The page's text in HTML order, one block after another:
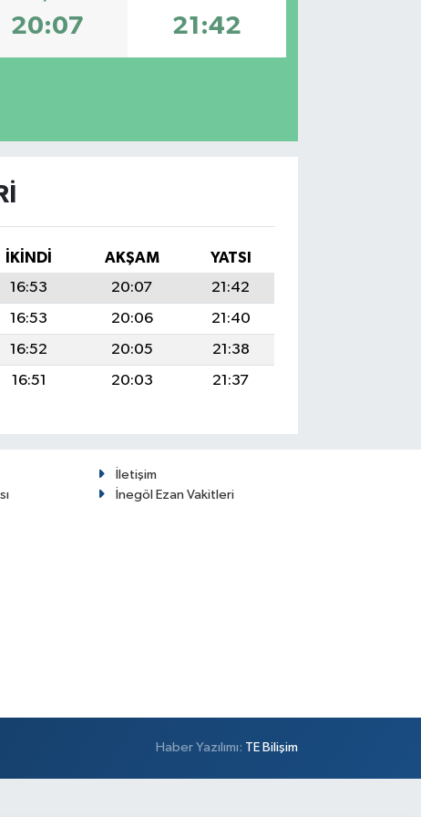
20:07 21:42
İKINDI AKŞAM
YATSI
16:53 20:07
21:42
16:53 20:06
21:40
16:52 20:05
21:38
16:51 20:03 21:37
İletişim
İnegöl Ezan Vakitleri
Haber Yazılımı: TE Bilişim